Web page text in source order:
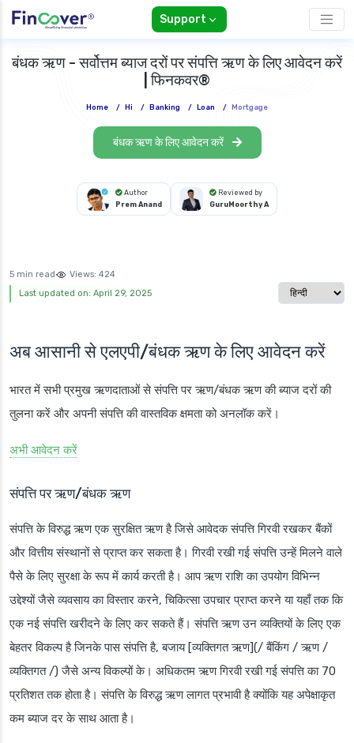
Support
बंधक ऋण - सर्वोत्तम ब्याज दरों पर संपत्ति ऋण के लिए आवेदन करें
| फिनकवर®
Home / Hi / Banking / Loan / Mortgage
बंधक ऋण के लिए आवेदन करें
Author
Prem Anand
Reviewed by
GuruMoorthy A
5 min read Views: 424
Last updated on: April 29, 2025
Select
अब आसानी से एलएपी/बंधक ऋण के लिए आवेदन करें
भारत में सभी प्रमुख ऋणदाताओं से संपत्ति पर ऋण/बंधक ऋण की ब्याज दरों की
तुलना करें और अपनी संपत्ति की वास्तविक क्षमता को अनलॉक करें।
अभी आवेदन करें
संपत्ति पर ऋण/बंधक ऋण
संपत्ति के विरुद्ध ऋण एक सुरक्षित ऋण है जिसे आवेदक संपत्ति गिरवी रखकर बैंकों
और वित्तीय संस्थानों से प्राप्त कर सकता है। गिरवी रखी गई संपत्ति उन्हें मिलने वाले
पैसे के लिए सुरक्षा के रूप में कार्य करती है। आप ऋण राशि का उपयोग विभिन्न
उद्देश्यों जैसे व्यवसाय का विस्तार करने, चिकित्सा उपचार प्राप्त करने या यहाँ तक कि
एक नई संपत्ति खरीदने के लिए कर सकते हैं। संपत्ति ऋण उन व्यक्तियों के लिए एक
बेहतर विकल्प है जिनके पास संपत्ति है, बजाय [व्यक्तिगत ऋण](/ बैंकिंग / ऋण /
व्यक्तिगत /) जैसे अन्य विकल्पों के। अधिकतम ऋण गिरवी रखी गई संपत्ति का 70
प्रतिशत तक होता है। संपत्ति के विरुद्ध ऋण लागत प्रभावी है क्योंकि यह अपेक्षाकृत
कम ब्याज दर के साथ आता है।